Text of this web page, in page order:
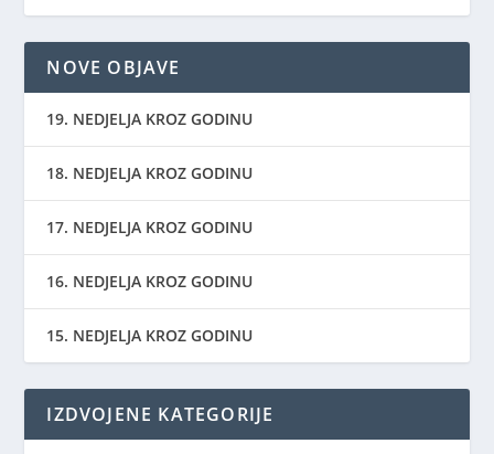
NOVE OBJAVE
19. NEDJELJA KROZ GODINU
18. NEDJELJA KROZ GODINU
17. NEDJELJA KROZ GODINU
16. NEDJELJA KROZ GODINU
15. NEDJELJA KROZ GODINU
IZDVOJENE KATEGORIJE